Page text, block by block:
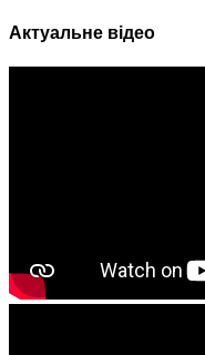
Актуальне відео